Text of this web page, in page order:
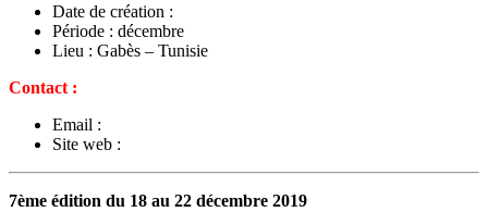
Date de création :
Période : décembre
Lieu : Gabès – Tunisie
Contact :
Email :
Site web :
7ème édition du 18 au 22 décembre 2019